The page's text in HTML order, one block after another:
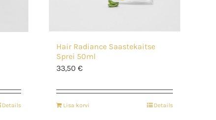
Details
Hair Radiance Saastekaitse
Sprei 50ml
33,50 €
Lisa korvi Details